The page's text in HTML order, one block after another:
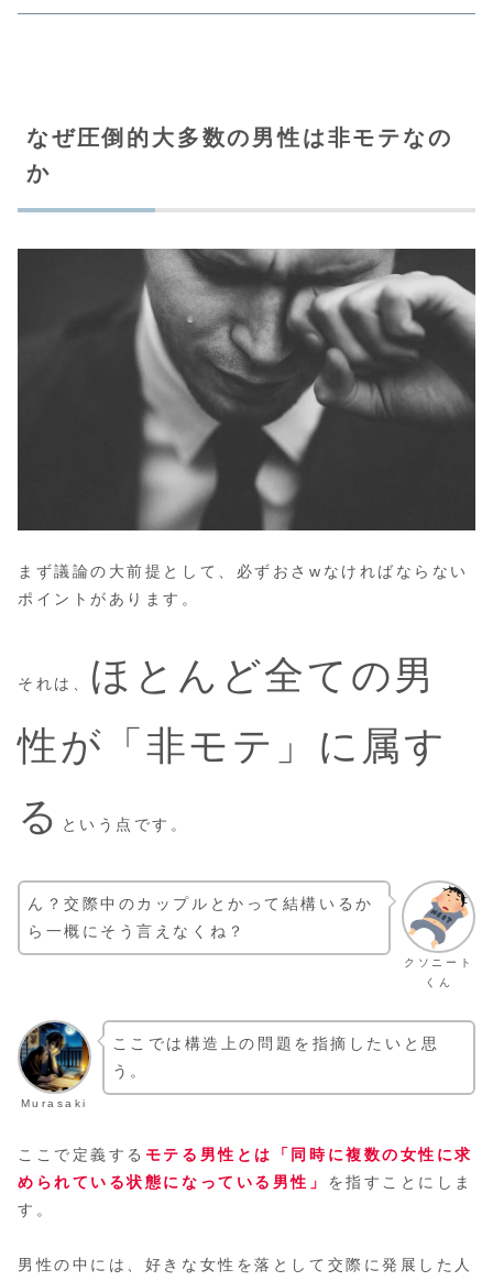
なぜ圧倒的大多数の男性は非モテなの
か
まず議論の大前提として、必ずおさwなければならない
ポイントがあります。
それは、
ほとんど全ての男
性が「非モテ」に属す
る
という点です。
クソニート
くん
ん？交際中のカップルとかって結構いるか
ら一概にそう言えなくね？
Murasaki
ここでは構造上の問題を指摘したいと思
う。
ここで定義する モテる男性とは「同時に複数の女性に求
められている状態になっている男性」 を指すことにしま
す。
男性の中には、好きな女性を落として交際に発展した人